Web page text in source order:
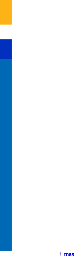
+ mas
+ mas
+ mas
+ mas